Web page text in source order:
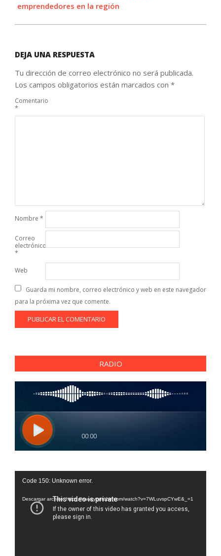
emprendedores en la región
DEJA UNA RESPUESTA
Tu dirección de correo electrónico no será publicada.
Los campos obligatorios están marcados con *
Comentario
*
Nombre *
Correo
electrónico
*
Web
Guarda mi nombre, correo electrónico y web en este navegador
para la próxima vez que comente.
RADIO
Reproductor
vídeo
Code 150: Unknown error.
Descargar archivo: https://www.youtube.com/watch?v=7WLuvspCYwE&_=1